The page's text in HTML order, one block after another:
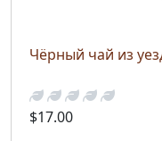
Чёрный чай из
$17.00